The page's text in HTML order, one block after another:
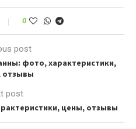
отзывы
0
post
фото, характеристики,
отзывы
post
цены, отзывы